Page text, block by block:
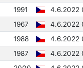
1991
4.6.2022
1967
4.6.2022
1988
4.6.2022
1987
4.6.2022